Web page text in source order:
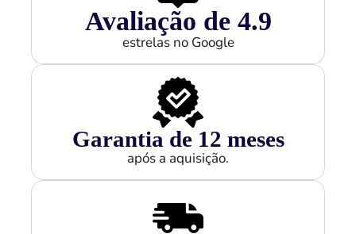
Avaliação de 4.9
estrelas no Google
Garantia de 12 meses
após a aquisição.